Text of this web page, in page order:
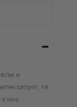
и
силует, тя
и има